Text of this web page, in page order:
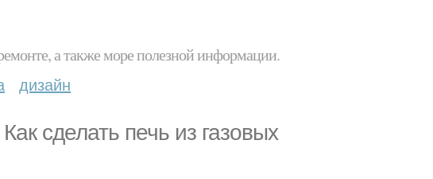
а также море полезной информации.
дизайн
сделать печь из газовых